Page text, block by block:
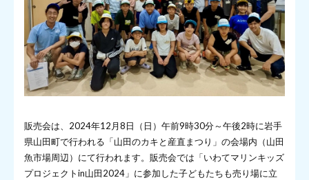
販売会は、2024年12月8日（日）午前9時30分～午後2時に岩手
県山田町で行われる「山田のカキと産直まつり」の会場内（山田
魚市場周辺）にて行われます。販売会では「いわてマリンキッズ
プロジェクトin山田2024」に参加した子どもたちも売り場に立